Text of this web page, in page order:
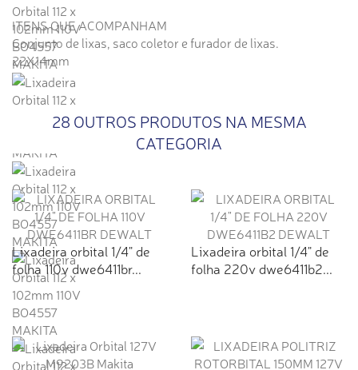
ITENS QUE ACOMPANHAM
Conjunto de lixas, saco coletor e furador de lixas.
22X14mm
28 OUTROS PRODUTOS NA MESMA
CATEGORIA
Lixadeira orbital 1/4" de
folha 110v dwe6411br...
Lixadeira orbital 1/4" de
folha 220v dwe6411b2...